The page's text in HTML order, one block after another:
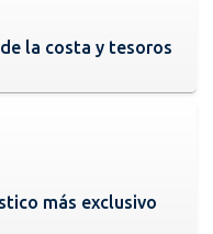
la costa y tesoros
más exclusivo